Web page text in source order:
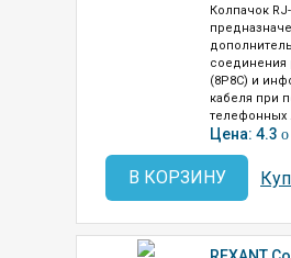
Колпачок
соединения
(8P8C) и
кабеля при
телефонных
Цена: 4.3 o
В КОРЗИНУ